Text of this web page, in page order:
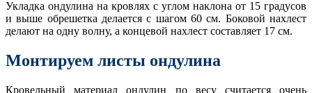
Укладка ондулина на кровлях с углом наклона от 15 градусов
и выше обрешетка делается с шагом 60 см. Боковой нахлест
делают на одну волну, а концевой нахлест составляет 17 см.
Монтируем листы ондулина
Кровельный материал ондулин по весу считается очень